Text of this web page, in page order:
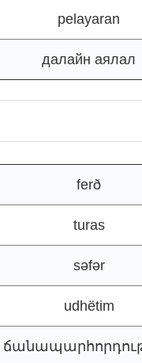
pelayaran
далайн аялал
ferð
turas
səfər
udhëtim